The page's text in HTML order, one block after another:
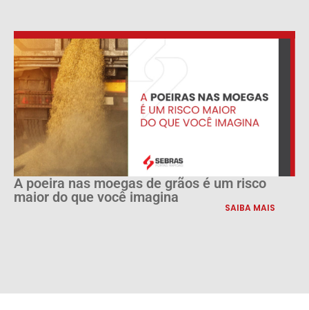
A poeira nas moegas de grãos é um risco
maior do que você imagina
SAIBA MAIS